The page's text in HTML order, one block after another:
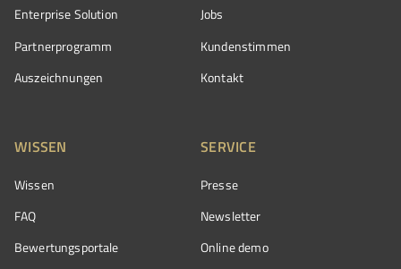
Enterprise Solution
Partnerprogramm
Auszeichnungen
Jobs
Kundenstimmen
Kontakt
WISSEN
Wissen
FAQ
Bewertungsportale
SERVICE
Presse
Newsletter
Online demo